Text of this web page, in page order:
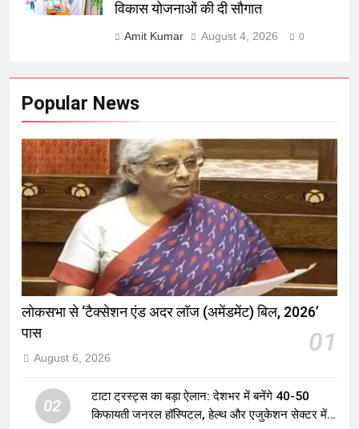
विकास योजनाओं की दी सौगात
Amit Kumar August 4, 2026 0
Popular News
लोकसभा से ‘टैक्सेशन एंड अदर लॉज (अमेंडमेंट) बिल, 2026’
पास
01
August 6, 2026
02
टाटा ट्रस्ट्स का बड़ा ऐलान: देशभर में बनेंगे 40-50
किफायती जनरल हॉस्पिटल, हेल्थ और एजुकेशन सेक्टर में